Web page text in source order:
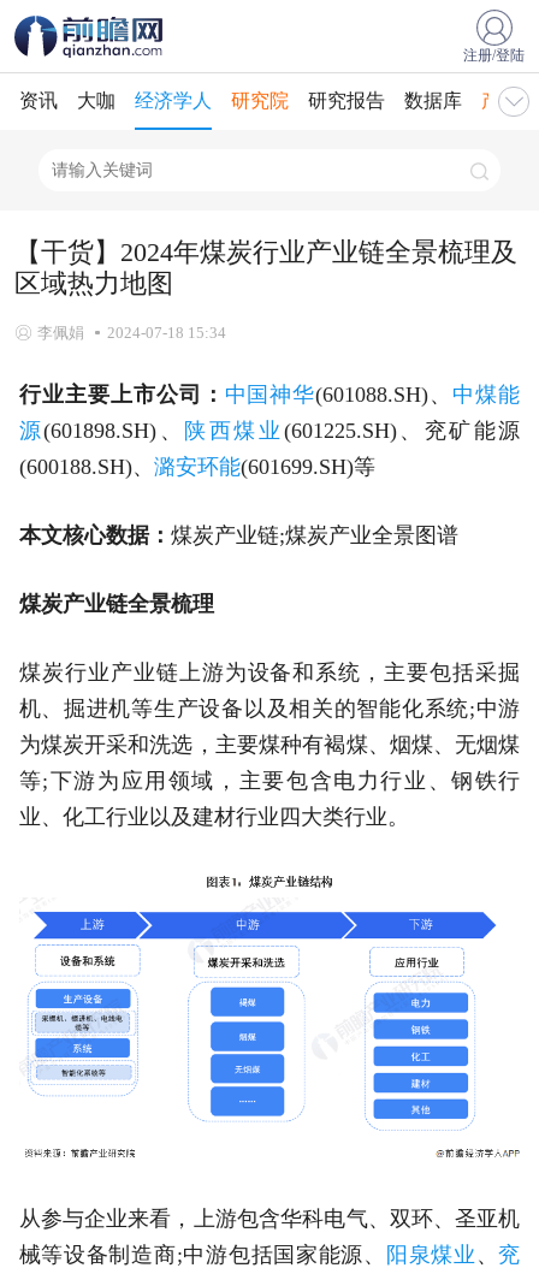
注册/登陆
资讯 大咖 经济学人 研究院 研究报告 数据库 产业
【干货】2024年煤炭行业产业链全景梳理及
区域热力地图
李佩娟 2024-07-18 15:34
行业主要上市公司： 中国神华(601088.SH)、 中煤能
源(601898.SH)、 陕西煤业 (601225.SH)、兖矿能源
(600188.SH)、 潞安环能(601699.SH)等
本文核心数据： 煤炭产业链;煤炭产业全景图谱
煤炭产业链全景梳理
煤炭行业产业链上游为设备和系统，主要包括采掘
机、掘进机等生产设备以及相关的智能化系统;中游
为煤炭开采和洗选，主要煤种有褐煤、烟煤、无烟煤
等;下游为应用领域，主要包含电力行业、钢铁行
业、化工行业以及建材行业四大类行业。
从参与企业来看，上游包含华科电气、双环、圣亚机
械等设备制造商;中游包括国家能源、
阳泉煤业 、兖